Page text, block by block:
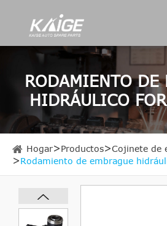
RODAMIENTO DE
HIDRÁULICO
Hogar Productos
Cojinete de
Rodamiento de embrague